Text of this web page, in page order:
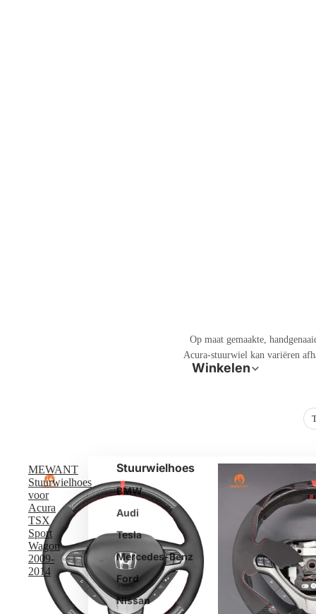
Winkelen
Stuurwielhoes
BMW
Audi
Tesla
Mercedes-Benz
Ford
Nissan
Op maat gemaakte,
Acura-stuurwiel kan variëren
MEWANT
Stuurwielhoes
voor
Acura
TSX
Sport
Wagon
2009-
2014